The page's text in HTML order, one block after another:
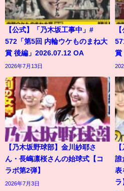
【公式】「乃木坂工事中」#
572「第5回 内輪ウケものまね大
賞 後編」2026.07.12 OA
2026年7月13日
賞
【乃木坂野球部】金川紗耶さ
ん・長嶋凛桜さんの始球式【コ
ラボ第2弾】
2026年7月3日
誰
表
ラ